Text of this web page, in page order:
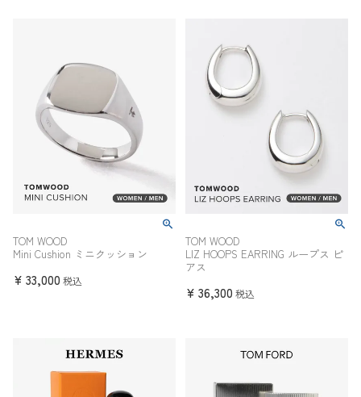
TOM WOOD
Mini Cushion ミニクッション
¥ 33,000 税込
TOM WOOD
LIZ HOOPS EARRING ループス ピ
アス
¥ 36,300 税込